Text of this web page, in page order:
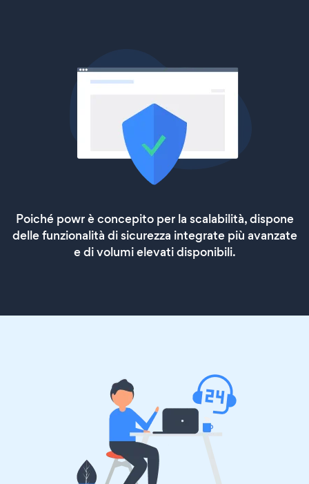
Poiché powr è concepito per la scalabilità, dispone
delle funzionalità di sicurezza integrate più avanzate
e di volumi elevati disponibili.